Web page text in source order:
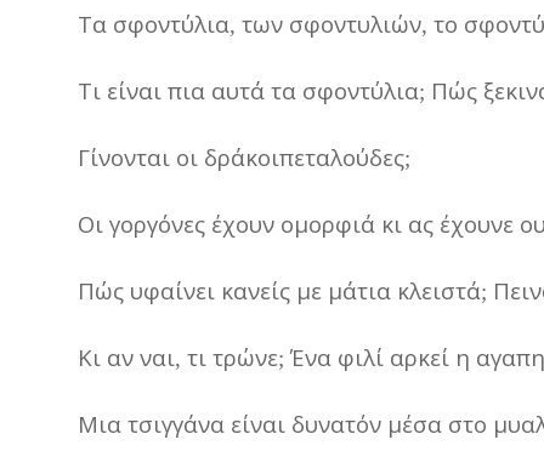
Τα σφοντύλια, των σφοντυλιών, το
Τι είναι πια αυτά τα σφοντύλια; Πώς
Γίνονται οι δράκοιπεταλούδες;
Οι γοργόνες έχουν ομορφιά κι ας έχουνε
Πώς υφαίνει κανείς με μάτια κλειστά;
Κι αν ναι, τι τρώνε;Ένα φιλί αρκεί η
Μια τσιγγάνα είναι δυνατόν μέσα στο